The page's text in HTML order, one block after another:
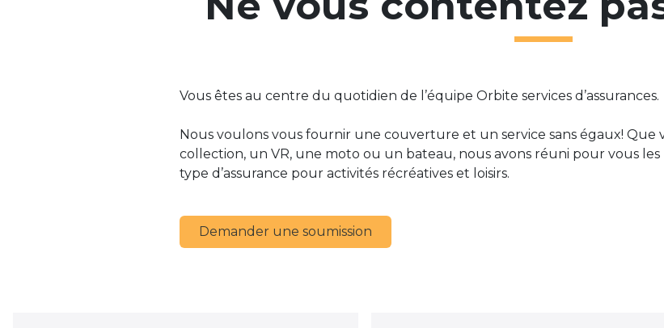
Vous êtes au centre du quotidien de l’équipe Orbite services d’assurances.
Nous voulons vous fournir une couverture et un service sans égaux! Que
collection, un VR, une moto ou un bateau, nous avons réuni pour vous
type d’assurance pour activités récréatives et loisirs.
Demander une soumission